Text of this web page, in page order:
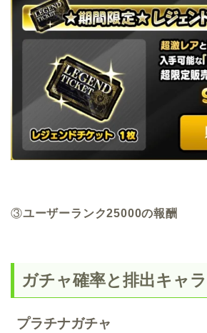
③ユーザーランク25000の報酬
ガチャ確率と排出キャラ
プラチナガチャ